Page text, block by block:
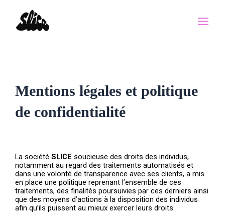
contenu
Mentions légales et politique
de confidentialité
La société SLICE soucieuse des droits des individus,
notamment au regard des traitements automatisés et
dans une volonté de transparence avec ses clients, a mis
en place une politique reprenant l’ensemble de ces
traitements, des finalités poursuivies par ces derniers ainsi
que des moyens d’actions à la disposition des individus
afin qu’ils puissent au mieux exercer leurs droits.